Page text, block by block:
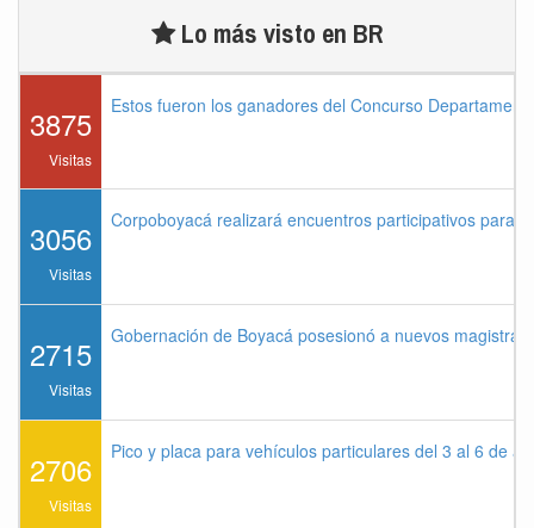
Lo más visto en BR
3875
Visitas
Estos fueron los ganadores del Concurso
3056
Visitas
Corpoboyacá realizará encuentros participativos para
2715
Visitas
Gobernación de Boyacá posesionó a nuevos
2706
Visitas
Pico y placa para vehículos particulares del 3 al 6 de